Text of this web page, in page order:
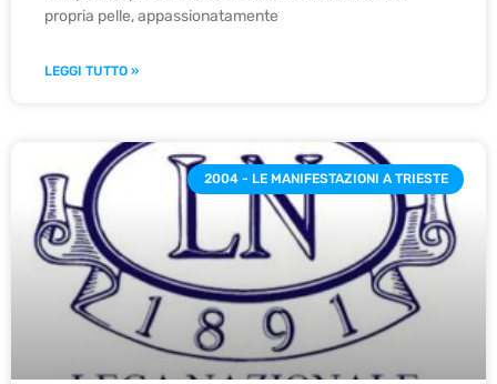
propria pelle, appassionatamente
LEGGI TUTTO »
2004 - LE MANIFESTAZIONI A TRIESTE